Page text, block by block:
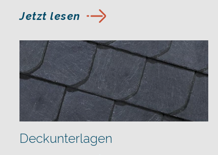
Jetzt lesen
Deckunterlagen